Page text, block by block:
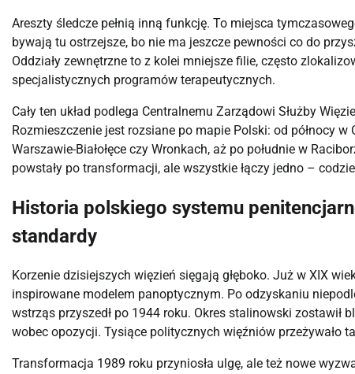
Areszty śledcze pełnią inną funkcję. To miejsca
bywają tu ostrzejsze, bo nie ma jeszcze pewności co do
Oddziały zewnętrzne to z kolei mniejsze filie, często
specjalistycznych programów terapeutycznych.
Cały ten układ podlega Centralnemu Zarządowi Służby
Rozmieszczenie jest rozsiane po mapie Polski: od północy
Warszawie-Białołęce czy Wronkach, aż po południe w
powstały po transformacji, ale wszystkie łączy jedno –
Historia polskiego systemu
standardy
Korzenie dzisiejszych więzień sięgają głęboko. Już w XIX
inspirowane modelem panoptycznym. Po odzyskaniu
wstrząs przyszedł po 1944 roku. Okres stalinowski zostawił
wobec opozycji. Tysiące politycznych więźniów przeżywało
Transformacja 1989 roku przyniosła ulgę, ale też nowe